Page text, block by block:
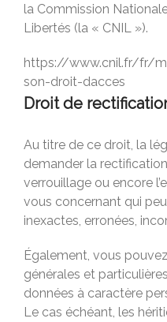
la Commission
Libertés (la « CNIL »).
https://www.cnil.fr/fr/
son-droit-dacces
Droit de
Au titre de ce droit, la
demander la
verrouillage ou encore
vous concernant qui
inexactes, erronées,
Également, vous
générales et
données à caractère
Le cas échéant, les